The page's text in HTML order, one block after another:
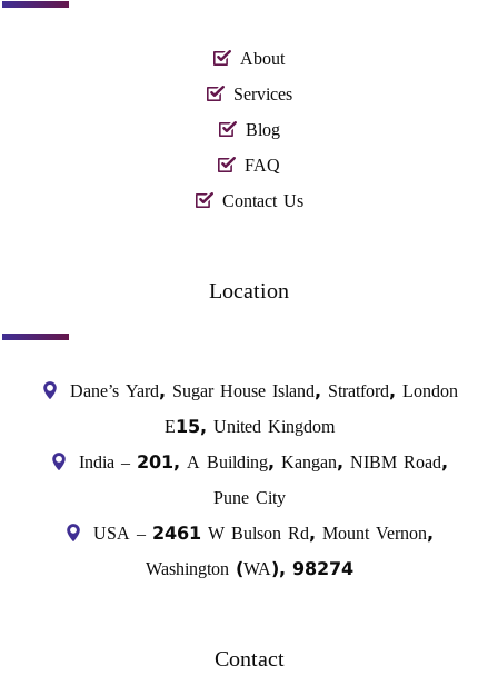
About
Services
Blog
FAQ
Contact Us
Location
Dane’s Yard, Sugar House Island, Stratford, London
E15, United Kingdom
India – 201, A Building, Kangan, NIBM Road,
Pune City
USA – 2461 W Bulson Rd, Mount Vernon,
Washington (WA), 98274
Contact